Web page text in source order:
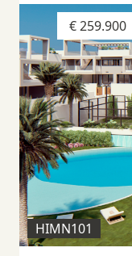
€ 259.900
HIMN101